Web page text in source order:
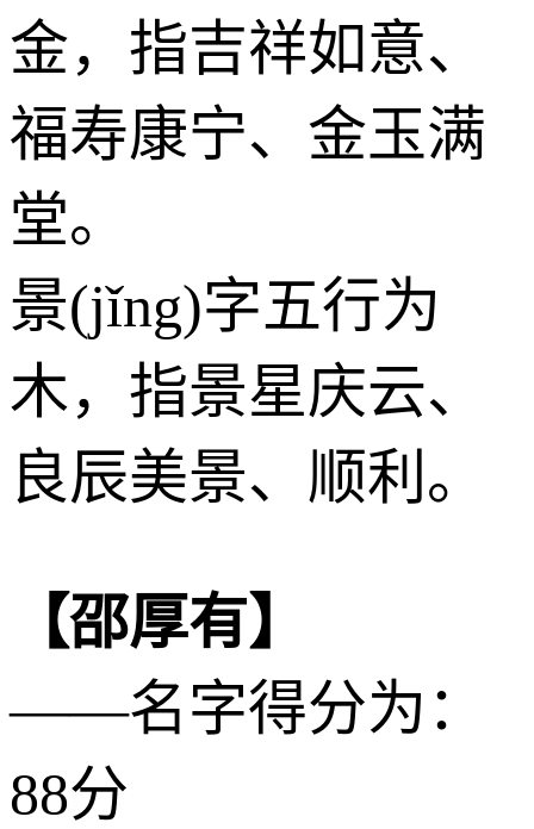
金，指吉祥如意、
福寿康宁、金玉满
堂。
景(jǐng)字五行为
木，指景星庆云、
良辰美景、顺利。
【邵厚有】
——名字得分为：
88分